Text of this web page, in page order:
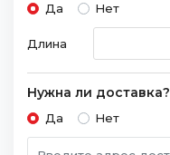
Да Нет
Длина
Нужна ли доставка?
Да Нет